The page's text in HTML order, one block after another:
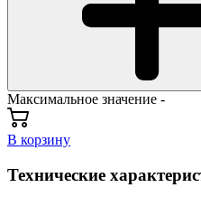
Максимальное значение -
В корзину
Технические